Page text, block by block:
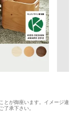
とが御座います。イメージ違
了承下さい。